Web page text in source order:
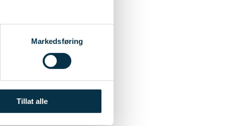
Markedsføring
Tillat alle
(FFV) og
på nett og